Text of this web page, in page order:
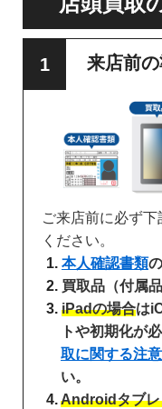
来店前
ご来店前に必ず
ください。
本人確認書類
買取品（付属
iPadの場合は
トや初期化が
取に関する注
い。
Androidタブレ